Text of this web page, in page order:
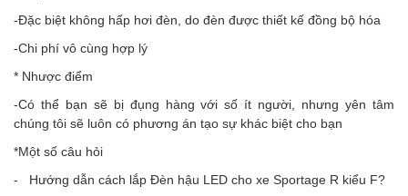
-Đặc biệt không hấp hơi đèn, do đèn được thiết kế đồng bộ hóa
-Chi phí vô cùng hợp lý
* Nhược điểm
-Có thể bạn sẽ bị đụng hàng với số ít người, nhưng yên tâm
chúng tôi sẽ luôn có phương án tạo sự khác biệt cho bạn
*Một số câu hỏi
- Hướng dẫn cách lắp Đèn hậu LED cho xe Sportage R kiểu F?